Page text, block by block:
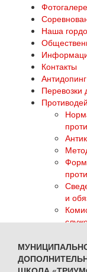
Наша
Контакты
Антидопинг
Перевозки
и
ГТО